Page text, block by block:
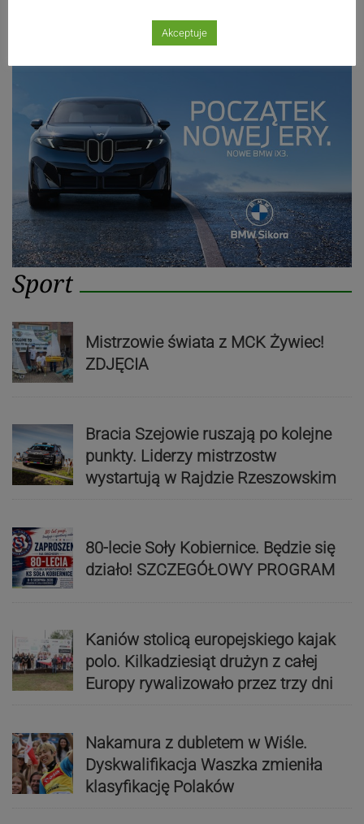
Sport
Mistrzowie świata z MCK Żywiec!
ZDJĘCIA
Bracia Szejowie ruszają po kolejne
punkty. Liderzy mistrzostw
wystartują w Rajdzie Rzeszowskim
80-lecie Soły Kobiernice. Będzie się
działo! SZCZEGÓŁOWY PROGRAM
Kaniów stolicą europejskiego kajak
polo. Kilkadziesiąt drużyn z całej
Europy rywalizowało przez trzy dni
Nakamura z dubletem w Wiśle.
Dyskwalifikacja Waszka zmieniła
klasyfikację Polaków
Akceptuje